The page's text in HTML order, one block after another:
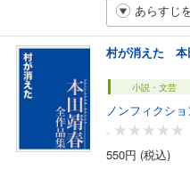
あらすじ
村が消えた 本
小説・文芸
ノンフィクショ
-
550円 (税込)